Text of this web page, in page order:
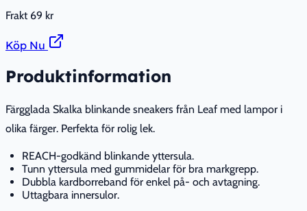
Frakt 69 kr
Köp Nu
Produktinformation
Färgglada Skalka blinkande sneakers från Leaf med lampor i
olika färger. Perfekta för rolig lek.
REACH-godkänd blinkande yttersula.
Tunn yttersula med gummidelar för bra markgrepp.
Dubbla kardborreband för enkel på- och avtagning.
Uttagbara innersulor.